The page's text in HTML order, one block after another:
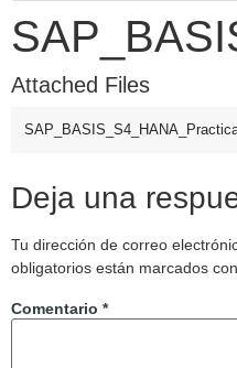
Attached Files
Deja una
Tu dirección de correo
obligatorios están marcados con
Comentario *